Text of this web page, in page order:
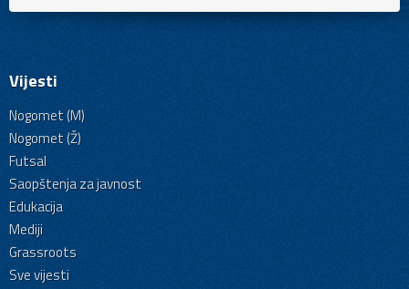
Vijesti
Nogomet (M)
Nogomet (Ž)
Futsal
Saopštenja za javnost
Edukacija
Mediji
Grassroots
Sve vijesti